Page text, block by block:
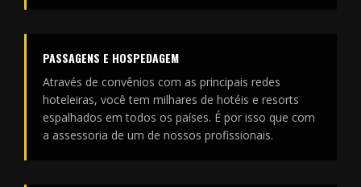
PASSAGENS E HOSPEDAGEM
Através de convênios com as principais redes
hoteleiras, você tem milhares de hotéis e resorts
espalhados em todos os países. É por isso que com
a assessoria de um de nossos profissionais.